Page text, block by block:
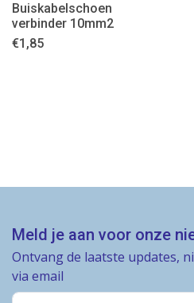
Buiskabelschoen
verbinder 10mm2
€1,85
Meld je aan voor onze
Ontvang de laatste updates,
via email